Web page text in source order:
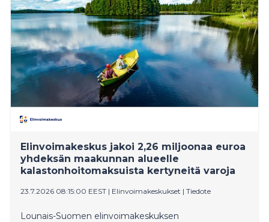
Elinvoimakeskus jakoi 2,26 miljoonaa euroa
yhdeksän maakunnan alueelle
kalastonhoitomaksuista kertyneitä varoja
23.7.2026 08:15:00 EEST | Elinvoimakeskukset | Tiedote
Lounais-Suomen elinvoimakeskuksen